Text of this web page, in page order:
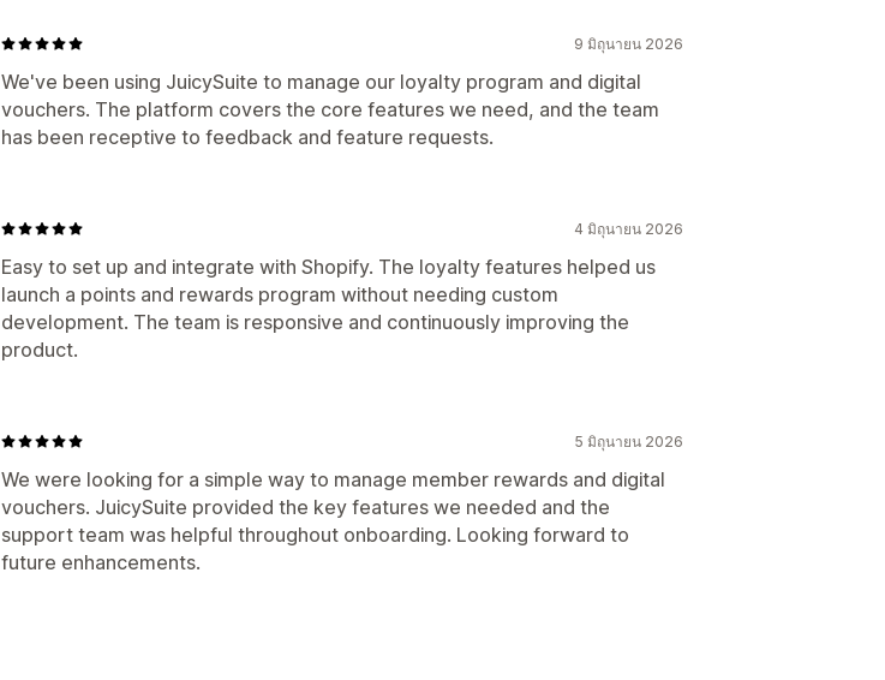
คะแนน ส่วนลด 9 มิถุนายน 2026
We've been using JuicySuite to manage our loyalty program and digital
vouchers. The platform covers the core features we need, and the team
has been receptive to feedback and feature requests.
4 มิถุนายน 2026
Easy to set up and integrate with Shopify. The loyalty features helped us
launch a points and rewards program without needing custom
development. The team is responsive and continuously improving the
product.
5 มิถุนายน 2026
We were looking for a simple way to manage member rewards and digital
vouchers. JuicySuite provided the key features we needed and the
support team was helpful throughout onboarding. Looking forward to
future enhancements.